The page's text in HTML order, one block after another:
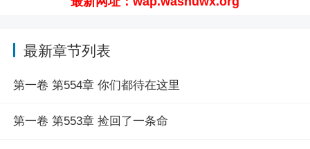
最新章节列表
第一卷 第554章 你们都待在这里
第一卷 第553章 捡回了一条命